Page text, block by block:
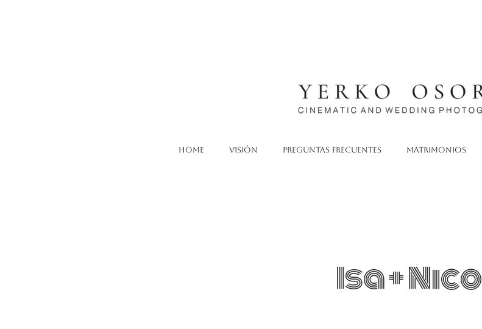
Home Visión Preguntas Frecuentes Matrimonios
Isa + Nico